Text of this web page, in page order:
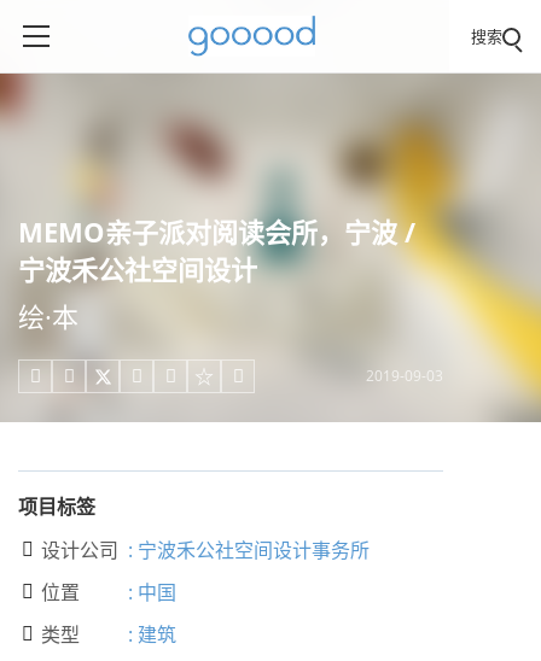
搜索
MEMO亲子派对阅读会所，宁波 /
宁波禾公社空间设计
绘·本
     2019-09-03
项目标签
 设计公司 : 宁波禾公社空间设计事务所
 位置 : 中国
 类型 : 建筑